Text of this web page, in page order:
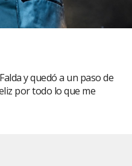
y quedó a un paso de
por todo lo que me